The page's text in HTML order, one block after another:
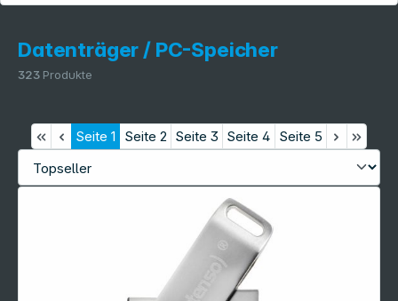
Datenträger / PC-Speicher
323 Produkte
Seite 1 Seite 2 Seite 3 Seite 4 Seite 5